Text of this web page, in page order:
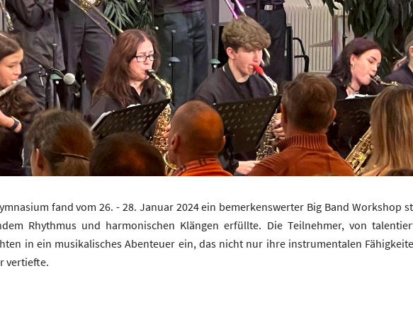
fand vom 26. - 28. Januar 2024 ein bemerkenswerter Big Band Workshop
Rhythmus und harmonischen Klängen erfüllte. Die Teilnehmer, von
in ein musikalisches Abenteuer ein, das nicht nur ihre instrumentalen
vertiefte.